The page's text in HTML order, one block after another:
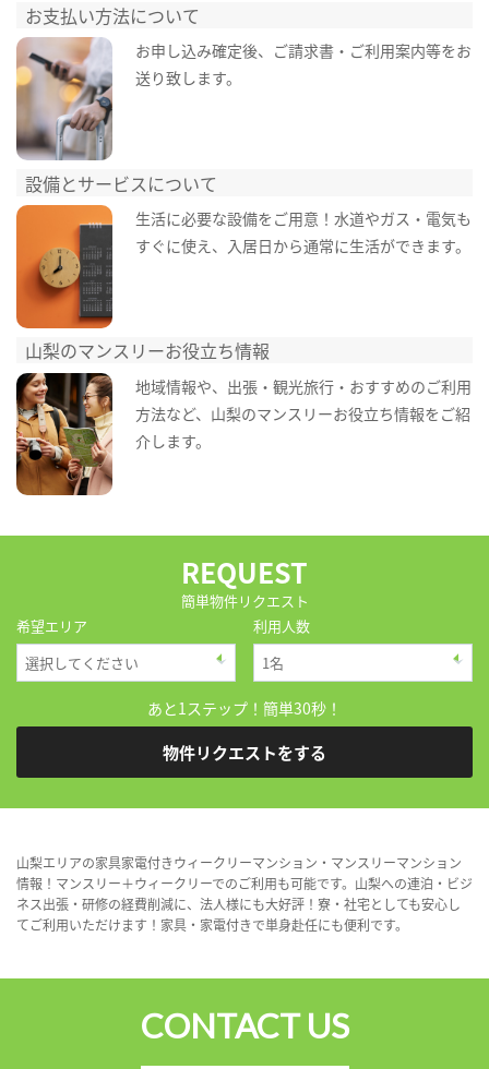
お支払い方法について
お申し込み確定後、ご請求書・ご利用案内等をお
送り致します。
設備とサービスについて
生活に必要な設備をご用意！水道やガス・電気も
すぐに使え、入居日から通常に生活ができます。
山梨のマンスリーお役立ち情報
地域情報や、出張・観光旅行・おすすめのご利用
方法など、山梨のマンスリーお役立ち情報をご紹
介します。
REQUEST
簡単物件リクエスト
希望エリア
利用人数
あと1ステップ！簡単30秒！
物件リクエストをする
山梨エリアの家具家電付きウィークリーマンション・マンスリーマンション
情報！マンスリー＋ウィークリーでのご利用も可能です。山梨への連泊・ビジ
ネス出張・研修の経費削減に、法人様にも大好評！寮・社宅としても安心し
てご利用いただけます！家具・家電付きで単身赴任にも便利です。
CONTACT US